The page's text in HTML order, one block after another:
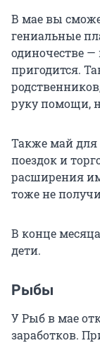
В мае вы
гениальные
одиночестве
пригодится.
руку помощи,
Также май для
поездок и
расширения
тоже не
В конце
дети.
Рыбы
У Рыб в мае
заработков.